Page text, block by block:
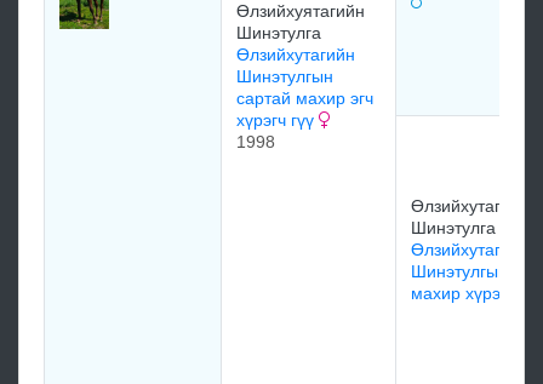
Өлзийхуятагийн
Шинэтулга
Өлзийхутагийн
Шинэтулгын
сартай махир эгч
хүрэгч гүү
1998
Өлзийхутагийн
Шинэтулга
Өлзийхутагийн
Шинэтулгын
махир хүрэгч